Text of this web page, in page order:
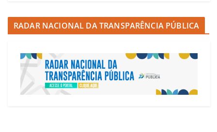
RADAR NACIONAL DA TRANSPARÊNCIA PÚBLICA